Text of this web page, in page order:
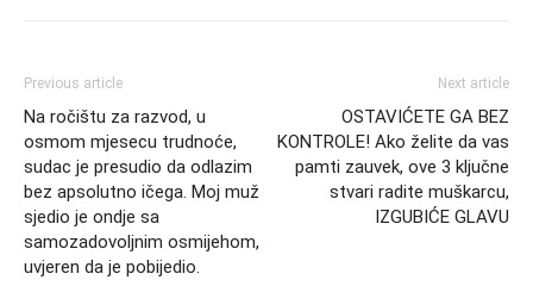
Previous article
Na ročištu za razvod, u
osmom mjesecu trudnoće,
sudac je presudio da odlazim
bez apsolutno ičega. Moj muž
sjedio je ondje sa
samozadovoljnim osmijehom,
uvjeren da je pobijedio.
Next article
OSTAVIĆETE GA BEZ
KONTROLE! Ako želite da vas
pamti zauvek, ove 3 ključne
stvari radite muškarcu,
IZGUBIĆE GLAVU